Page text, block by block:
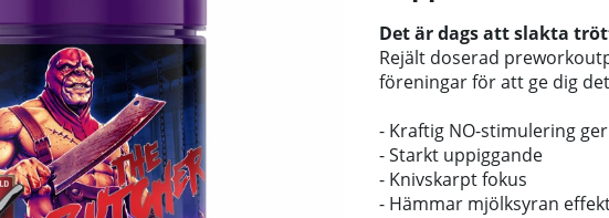
Det är dags att slakta
Rejält doserad
föreningar för att ge dig
- Kraftig NO-stimulering
- Starkt uppiggande
- Knivskarpt fokus
- Hämmar mjölksyran